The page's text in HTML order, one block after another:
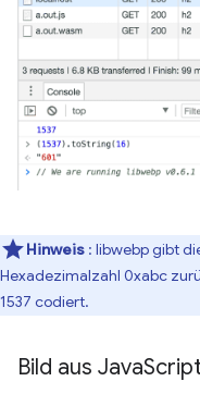
Hinweis : libwebp gibt
Hexadezimalzahl 0xabc
1537 codiert.
Bild aus Java